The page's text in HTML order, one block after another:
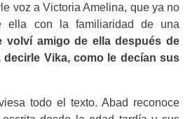
voz a Victoria Amelina, que ya no
ella con la familiaridad de una
volví amigo de ella después de
decirle Vika, como le decían sus
todo el texto. Abad reconoce